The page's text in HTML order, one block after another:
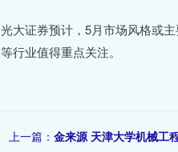
光大证券预计，5月市场风格或
等行业值得重点关注。
上一篇： 金来源 天津大学机械